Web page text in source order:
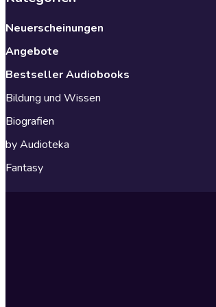
Neuerscheinungen
Angebote
Bestseller Audiobooks
Bildung und Wissen
Biografien
by Audioteka
Fantasy